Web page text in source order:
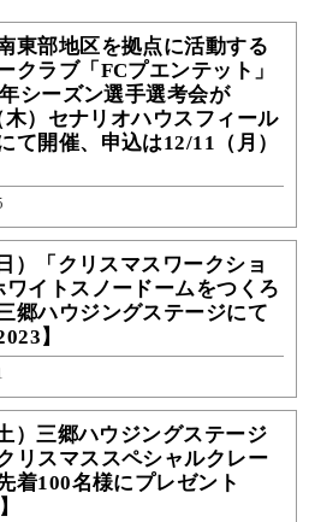
東部地区を拠点に活動する
クラブ「FCプエンテット」
シーズン選手選考会が
木）セナリオハウスフィール
て開催、申込は12/11（月）
）「クリスマスワークショ
ワイトスノードームをつくろ
郷ハウジングステージにて
】
）三郷ハウジングステージ
リスマススペシャルクレー
着100名様にプレゼント